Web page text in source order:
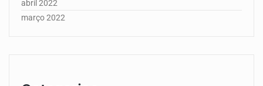
abril 2022
março 2022